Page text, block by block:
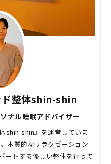
ド整体shin-shin
ナル睡眠アドバイザー
shin-shin』を運営していま
本質的なリラクゼーション
ートする優しい整体を行って